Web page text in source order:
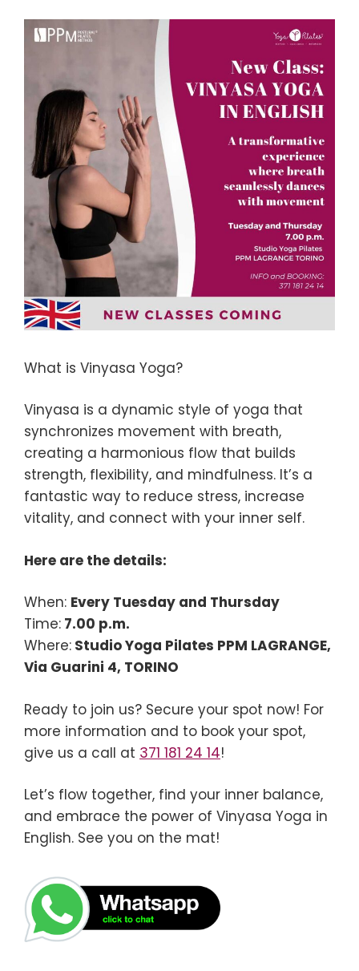
What is Vinyasa Yoga?
Vinyasa is a dynamic style of yoga that
synchronizes movement with breath,
creating a harmonious flow that builds
strength, flexibility, and mindfulness. It’s a
fantastic way to reduce stress, increase
vitality, and connect with your inner self.
Here are the details:
When: Every Tuesday and Thursday
Time: 7.00 p.m.
Where: Studio Yoga Pilates PPM LAGRANGE,
Via Guarini 4, TORINO
Ready to join us? Secure your spot now! For
more information and to book your spot,
give us a call at 371 181 24 14!
Let’s flow together, find your inner balance,
and embrace the power of Vinyasa Yoga in
English. See you on the mat!